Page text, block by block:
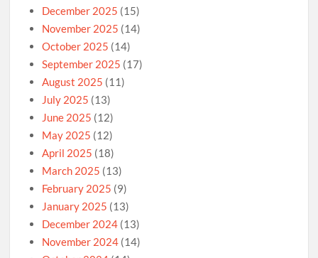
December 2025 (15)
November 2025 (14)
October 2025 (14)
September 2025 (17)
August 2025 (11)
July 2025 (13)
June 2025 (12)
May 2025 (12)
April 2025 (18)
March 2025 (13)
February 2025 (9)
January 2025 (13)
December 2024 (13)
November 2024 (14)